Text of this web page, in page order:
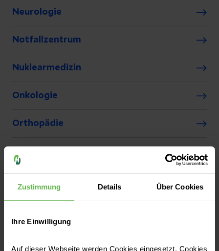
Zustimmung Details Über Cookies
Ihre Einwilligung
Auf dieser Webseite werden Cookies eingesetzt. Cookies
Neurologie
Notfallzentrum
Nuklearmedizin
Onkologie
Orthopädie